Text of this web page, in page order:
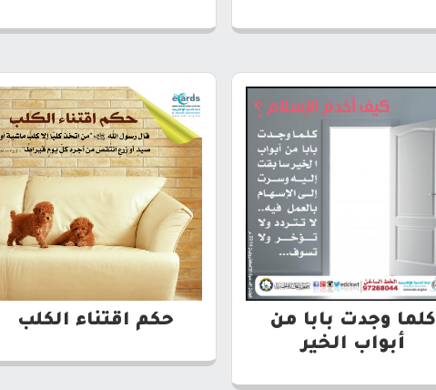
كلما وجدت بابا من
أبواب الخير
حكم اقتناء الكلب